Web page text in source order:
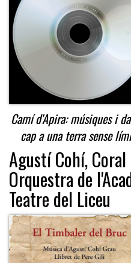
Camí d'Apira: músiques i
cap a una terra sense
Agustí Cohí,
Orquestra de
Teatre del Liceu